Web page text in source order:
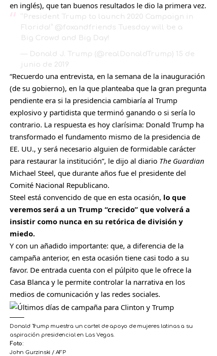
en inglés), que tan buenos resultados le dio la primera vez.
“President Trump to launch 2020 Campaign in
Florida!” @foxandfriends Tuesday will be a
Big Crowd and Big Day!
— Donald J. Trump (@realDonaldTrump) 15 de
junio de 2019
“Recuerdo una entrevista, en la semana de la inauguración
(de su gobierno), en la que planteaba que la gran pregunta
pendiente era si la presidencia cambiaría al Trump
explosivo y partidista que terminó ganando o si sería lo
contrario. La respuesta es hoy clarísima: Donald Trump ha
transformado el fundamento mismo de la presidencia de
EE. UU., y será necesario alguien de formidable carácter
para restaurar la institución”, le dijo al diario The Guardian
Michael Steel, que durante años fue el presidente del
Comité Nacional Republicano.
Steel está convencido de que en esta ocasión, lo que
veremos será a un Trump “crecido” que volverá a
insistir como nunca en su retórica de división y
miedo.
Y con un añadido importante: que, a diferencia de la
campaña anterior, en esta ocasión tiene casi todo a su
favor. De entrada cuenta con el púlpito que le ofrece la
Casa Blanca y le permite controlar la narrativa en los
medios de comunicación y las redes sociales.
Donald Trump muestra un cartel de apoyo de mujeres latinas a su
aspiración presidencial en Las Vegas.
Foto:
John Gurzinski / AFP